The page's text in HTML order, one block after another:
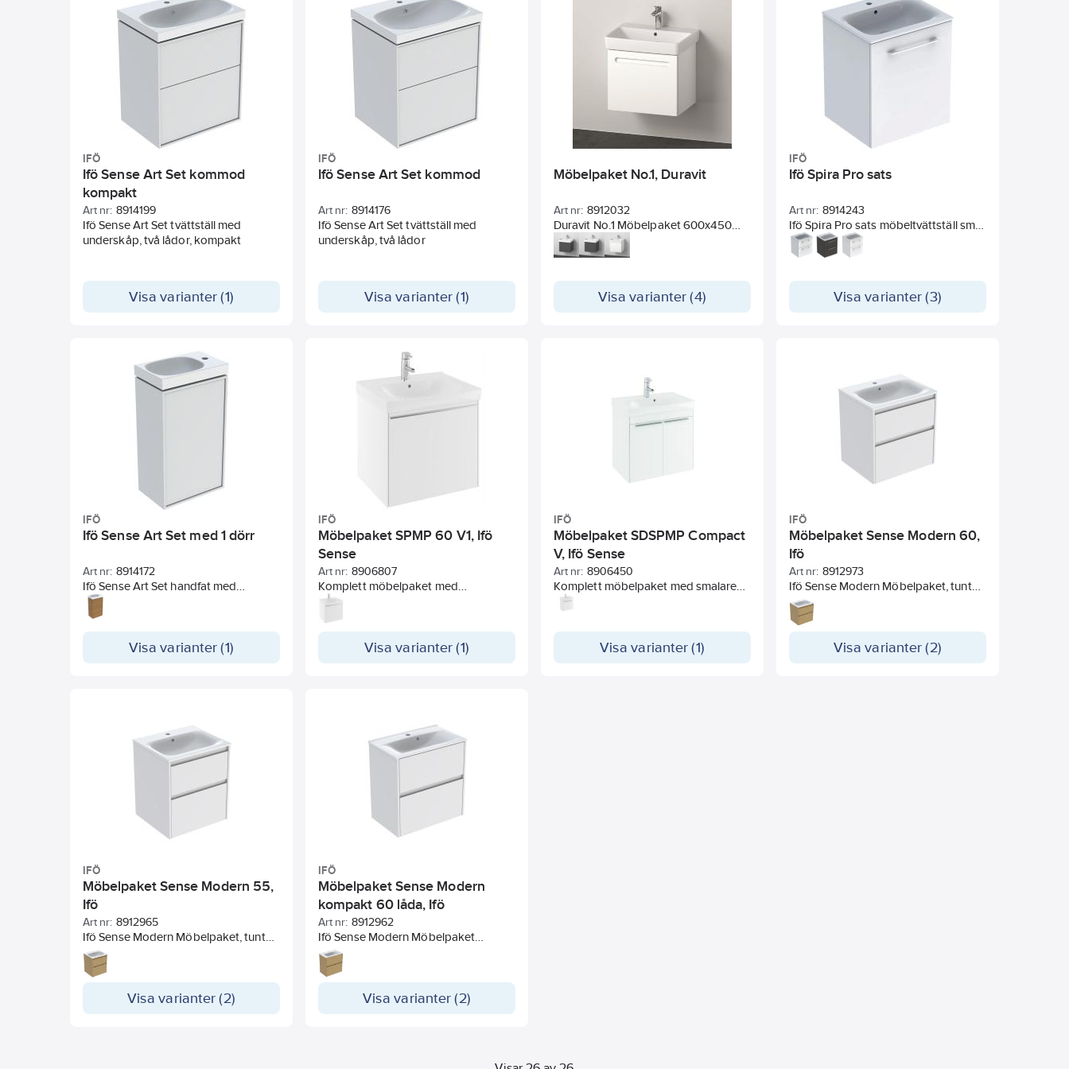
Heltäckande tvättställ i porslin.
Skåpsdjup: 217 mm.
Blandare och vattenlås ingår ej.
IFÖ
Ifö Sense Art Set kommod
kompakt
Art nr: 8914199
Ifö Sense Art Set tvättställ med
underskåp, två lådor, kompakt
Visa varianter (1)
IFÖ
Ifö Sense Art Set kommod
Art nr: 8914176
Ifö Sense Art Set tvättställ med
underskåp, två lådor
Visa varianter (1)
Möbelpaket No.1, Duravit
Art nr: 8912032
Duravit No.1 Möbelpaket 600x450
mm, 1 låda, Vit eller Grafit Matt,
innehållande tvättställ och underskåp
Visa varianter (4)
IFÖ
Ifö Spira Pro sats
Art nr: 8914243
Ifö Spira Pro sats möbeltvättställ smal
design, med tvättställsunderskåp, en
dörr: T=50.2cm, Kranhål=Mitten,
Visa varianter (3)
IFÖ
Ifö Sense Art Set med 1 dörr
Art nr: 8914172
Ifö Sense Art Set handfat med
tvättställsunderskåp, en dörr
Visa varianter (1)
IFÖ
Möbelpaket SPMP 60 V1, Ifö
Sense
Art nr: 8906807
Komplett möbelpaket med
underskåp, vitt, en mjukstängande
extra håltagning. Rakt grepp i
Visa varianter (1)
IFÖ
Möbelpaket SDSPMP Compact
V, Ifö Sense
Art nr: 8906450
Komplett möbelpaket med smalare
underskåp, två mjukstängande dörrar
extra håltagning. Raka grepp i
Visa varianter (1)
IFÖ
Möbelpaket Sense Modern 60,
Ifö
Art nr: 8912973
Ifö Sense Modern Möbelpaket, tunt
tvättställ och underskåp med 2 lådor
Visa varianter (2)
IFÖ
Möbelpaket Sense Modern 55,
Ifö
Art nr: 8912965
Ifö Sense Modern Möbelpaket, tunt
tvättställ och underskåp med 2 lådor
Visa varianter (2)
IFÖ
Möbelpaket Sense Modern
kompakt 60 låda, Ifö
Art nr: 8912962
Ifö Sense Modern Möbelpaket
kompakt, tunt tvättställ och
underskåp med 2 lådor
Visa varianter (2)